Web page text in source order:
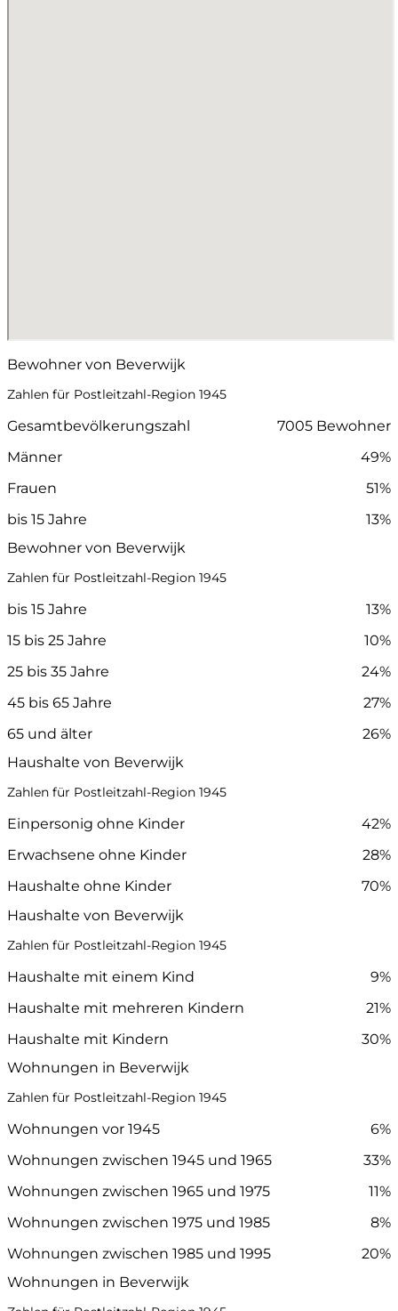
Bewohner von Beverwijk
Zahlen für Postleitzahl-Region 1945
Gesamtbevölkerungszahl
7005 Bewohner
Männer
49%
Frauen
51%
bis 15 Jahre
13%
Bewohner von Beverwijk
Zahlen für Postleitzahl-Region 1945
bis 15 Jahre
13%
15 bis 25 Jahre
10%
25 bis 35 Jahre
24%
45 bis 65 Jahre
27%
65 und älter
26%
Haushalte von Beverwijk
Zahlen für Postleitzahl-Region 1945
Einpersonig ohne Kinder
42%
Erwachsene ohne Kinder
28%
Haushalte ohne Kinder
70%
Haushalte von Beverwijk
Zahlen für Postleitzahl-Region 1945
Haushalte mit einem Kind
9%
Haushalte mit mehreren Kindern
21%
Haushalte mit Kindern
30%
Wohnungen in Beverwijk
Zahlen für Postleitzahl-Region 1945
Wohnungen vor 1945
6%
Wohnungen zwischen 1945 und 1965
33%
Wohnungen zwischen 1965 und 1975
11%
Wohnungen zwischen 1975 und 1985
8%
Wohnungen zwischen 1985 und 1995
20%
Wohnungen in Beverwijk